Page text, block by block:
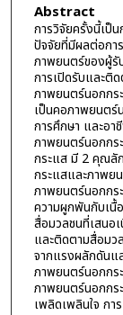
Abstract
การวิจัยครั้งนี้เป็
ปัจจัยที่มีผลต่อกา
ภาพยนตร์ของผู้รั
การเปิดรับและติ
ภาพยนตร์นอกกร
เป็นคอภาพยนตร์
การศึกษา และอ
ภาพยนตร์นอกกร
กระแส มี 2 คุณลั
กระแสและภาพย
ภาพยนตร์นอกกร
ความผูกพันกับเนื้
สื่อมวลชนที่เสนอ
และติดตามสื่อมว
จากแรงผลักดันแ
ภาพยนตร์นอกกร
ภาพยนตร์นอกกร
เพลิดเพลินใจ กา